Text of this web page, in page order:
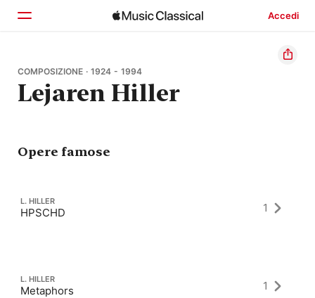
Accedi
Home
Scopri
COMPOSIZIONE · 1924 - 1994
Lejaren Hiller
Opere famose
L. HILLER
HPSCHD 1
L. HILLER
Metaphors 1